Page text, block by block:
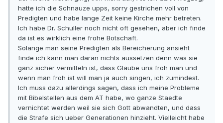
hatte ich die Schnauze upps, sorry gestrichen voll von
Predigten und habe lange Zeit keine Kirche mehr betreten.
Ich habe Dr. Schuller noch nicht oft gesehen, aber ich finde
da ist es wirklich eine frohe Botschaft.
Solange man seine Predigten als Bereicherung ansieht
finde ich kann man daran nichts aussetzen denn was sie
ganz sicher vermitteln ist, dass Glaube uns froh man und
wenn man froh ist will man ja auch singen, ich zumindest.
Ich muss dazu allerdings sagen, dass ich meine Probleme
mit Bibelstellen aus dem AT habe, wo ganze Staedte
vernichtet werden weil sie sich Gott abwandten, und dass
die Strafe sich ueber Generationen hinzieht. Vielleicht habe